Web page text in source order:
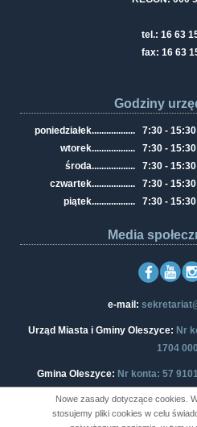
tel.: 16 63
fax: 16 63
Godziny
poniedziałek..................
7:30 - 15:30
wtorek..................
7:30 - 15:30
środa..................
7:30 - 15:30
czwartek..................
7:30 - 15:30
piątek.................. 7:30 - 15:30
Media
e-mail:
Urząd Miasta i Gminy Oleszyce: Nr
1704
Gmina Oleszyce: Nr konta: 57
Nowe zasady dotyczące cookies.
stosujemy pliki cookies w celu